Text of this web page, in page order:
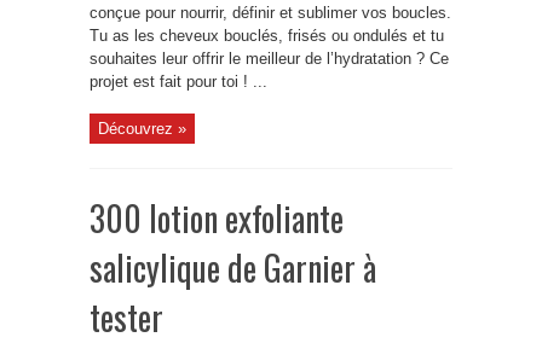
conçue pour nourrir, définir et sublimer vos boucles.
Tu as les cheveux bouclés, frisés ou ondulés et tu
souhaites leur offrir le meilleur de l’hydratation ? Ce
projet est fait pour toi ! ...
Découvrez »
300 lotion exfoliante
salicylique de Garnier à
tester